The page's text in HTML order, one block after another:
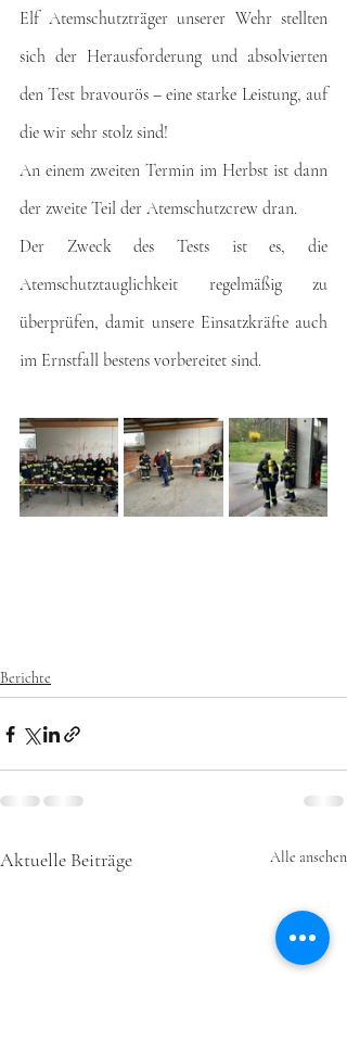
Elf Atemschutzträger unserer Wehr stellten
sich der Herausforderung und absolvierten
den Test bravourös – eine starke Leistung, auf
die wir sehr stolz sind!
An einem zweiten Termin im Herbst ist dann
der zweite Teil der Atemschutzcrew dran.
Der Zweck des Tests ist es, die
Atemschutztauglichkeit regelmäßig zu
überprüfen, damit unsere Einsatzkräfte auch
im Ernstfall bestens vorbereitet sind.
Berichte
Aktuelle Beiträge Alle ansehen